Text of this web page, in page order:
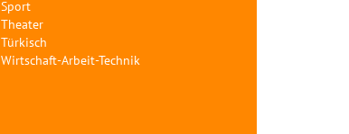
Sport
Theater
Türkisch
Wirtschaft-Arbeit-Technik